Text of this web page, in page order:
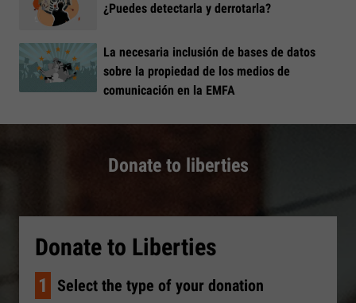
¿Puedes detectarla y derrotarla?
La necesaria inclusión de bases de datos
sobre la propiedad de los medios de
comunicación en la EMFA
Donate to liberties
Donate to Liberties
1 Select the type of your donation